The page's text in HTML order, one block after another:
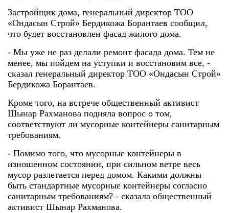
Застройщик дома, генеральный директор ТОО
«Ондасын Строй» Бердикожа Борантаев сообщил,
что будет восстановлен фасад жилого дома.
- Мы уже не раз делали ремонт фасада дома. Тем не
менее, мы пойдем на уступки и восстановим все, -
сказал генеральный директор ТОО «Ондасын Строй»
Бердикожа Борантаев.
Кроме того, на встрече общественный активист
Шынар Рахманова подняла вопрос о том,
соответствуют ли мусорные контейнеры санитарным
требованиям.
- Помимо того, что мусорные контейнеры в
изношенном состоянии, при сильном ветре весь
мусор разлетается перед домом. Какими должны
быть стандартные мусорные контейнеры согласно
санитарным требованиям? - сказала общественный
активист Шынар Рахманова.